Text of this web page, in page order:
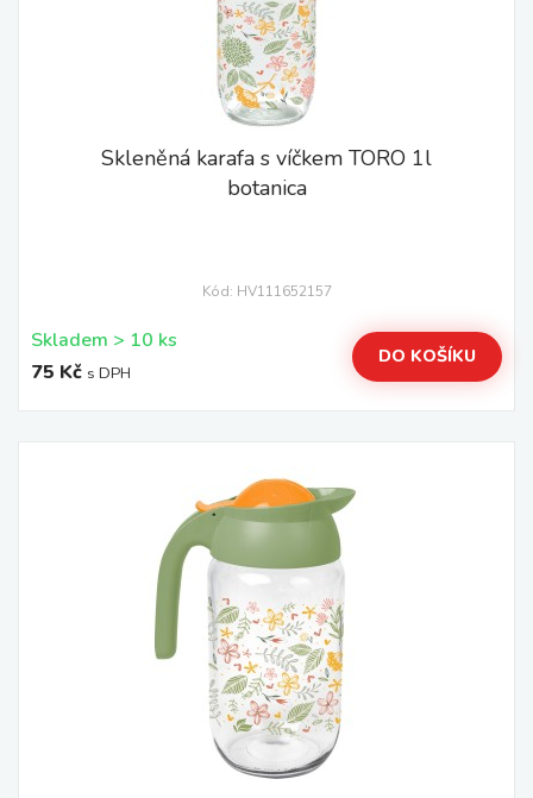
Skleněná karafa s víčkem TORO 1l
botanica
Kód: HV111652157
Skladem > 10 ks
75 Kč s DPH
DO KOŠÍKU